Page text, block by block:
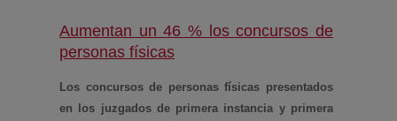
Aumentan un 46 % los concursos de
personas físicas(abre en nueva ventana)
Los concursos de personas físicas presentados
en los juzgados de primera instancia y primera